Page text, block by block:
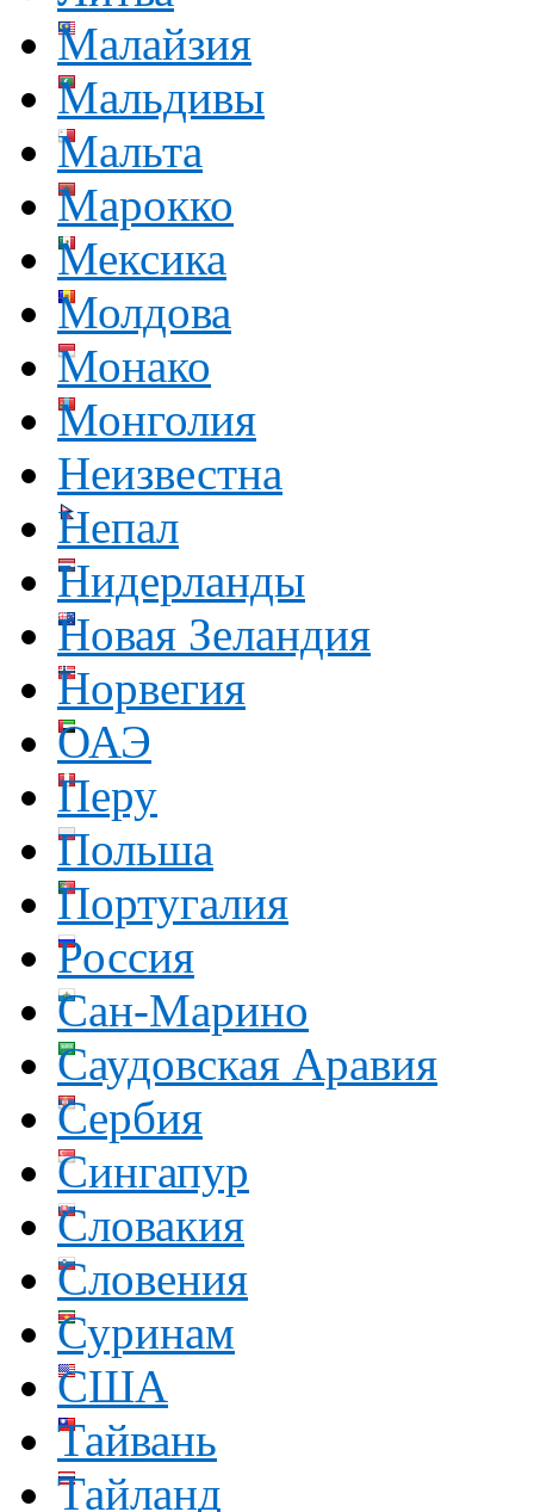
Малайзия
Мальдивы
Мальта
Марокко
Мексика
Молдова
Монако
Монголия
Неизвестна
Непал
Нидерланды
Новая Зеландия
Норвегия
ОАЭ
Перу
Польша
Португалия
Россия
Сан-Марино
Саудовская Аравия
Сербия
Сингапур
Словакия
Словения
Суринам
США
Тайвань
Тайланд